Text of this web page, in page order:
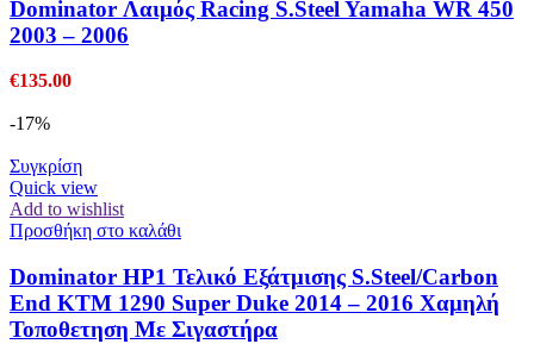
Dominator Λαιμός Racing S.Steel Yamaha WR 450
2003 – 2006
€135.00
-17%
Συγκρίση
Quick view
Add to wishlist
Προσθήκη στο καλάθι
Dominator HP1 Τελικό Εξάτμισης S.Steel/Carbon
End KTM 1290 Super Duke 2014 – 2016 Χαμηλή
Τοποθετηση Με Σιγαστήρα